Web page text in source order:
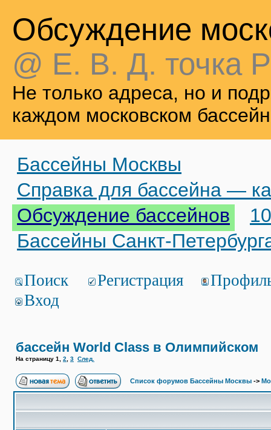
Обсуждение
@ Е. В. Д. точка
Не только адреса, но и
каждом московском
Бассейны Москвы
Справка для бассейна —
Обсуждение бассейнов
Бассейны Санкт-
Поиск Регистрация
Вход
бассейн World Class в Олимпийском
На страницу 1 2 3 След.
Список форумов Бассейны Москвы ->